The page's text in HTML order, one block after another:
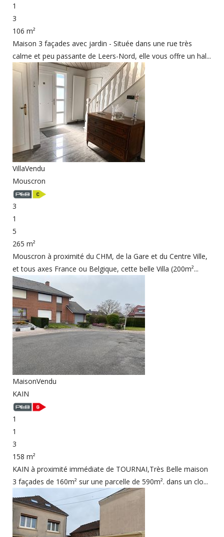
1
3
106 m²
Maison 3 façades avec jardin - Située dans une rue très
calme et peu passante de Leers-Nord, elle vous offre un hal...
VillaVendu
Mouscron
3
1
5
265 m²
Mouscron à proximité du CHM, de la Gare et du Centre Ville,
et tous axes France ou Belgique, cette belle Villa (200m²...
MaisonVendu
KAIN
1
1
3
158 m²
KAIN à proximité immédiate de TOURNAI,Très Belle maison
3 façades de 160m² sur une parcelle de 590m². dans un clo...